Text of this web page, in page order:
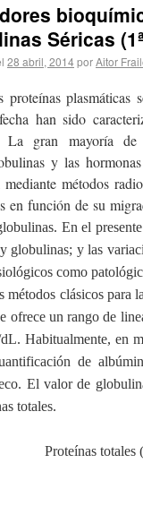
Séricas
28 abril, 2014porAitor
proteínas plasmáticas
han sido
La gran mayoría
y las
métodos
en función de su
En el
globulinas; y las
como
métodos clásicos para
ofrece un rango de
Habitualmente, en
de
El valor de
totales.
Proteínas